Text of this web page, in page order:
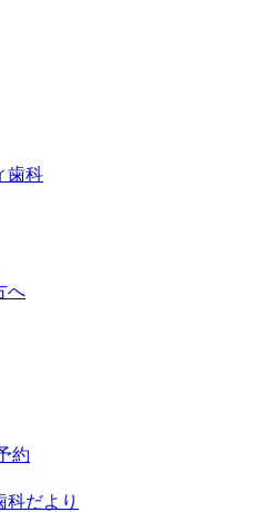
歯科
へ
約
科だより